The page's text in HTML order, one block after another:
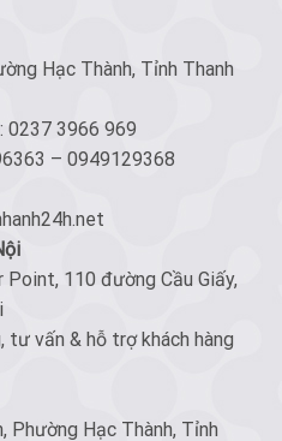
Hạc Thành, Tỉnh Thanh
0237 3966 969
– 0949129368
110 đường Cầu Giấy,
tư vấn & hỗ trợ khách hàng
Phường Hạc Thành, Tỉnh